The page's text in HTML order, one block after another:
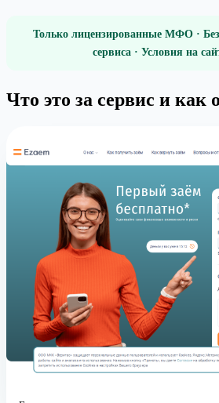
Только лицензированные МФО ·
сервиса · Условия на
Что это за сервис и как